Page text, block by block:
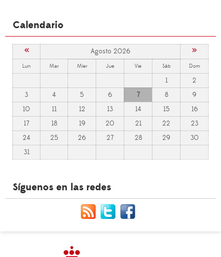
Calendario
« Agosto 2026 »
Lun Mar Mier Jue Vie Sáb Dom
1
2
3
4 5 6 7 8
9
10
11 12 13 14 15
16
17
18 19 20 21 22
23
24
25 26 27 28 29
30
31
Síguenos en las redes